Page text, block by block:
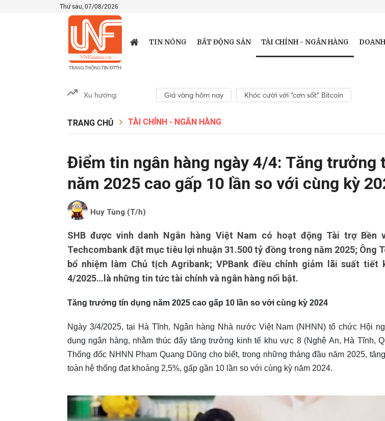
Thứ sáu, 07/08/2026
TIN NÓNG BẤT ĐỘNG SẢN TÀI CHÍNH - NGÂN HÀNG
Xu hướng: Giá vàng hôm nay Khóc cười với “cơn sốt” Bitcoin
TRANG CHỦ TÀI CHÍNH - NGÂN HÀNG
Điểm tin ngân hàng ngày 4/4: Tăng trưởng
năm 2025 cao gấp 10 lần so với cùng kỳ
Huy Tùng (T/h)
SHB được vinh danh Ngân hàng Việt Nam có hoạt động Tài trợ Bền
Techcombank đặt mục tiêu lợi nhuận 31.500 tỷ đồng trong năm 2025; Ông
bổ nhiệm làm Chủ tịch Agribank; VPBank điều chỉnh giảm lãi suất tiết
4/2025…là những tin tức tài chính và ngân hàng nổi bật.
Tăng trưởng tín dụng năm 2025 cao gấp 10 lần so với cùng kỳ 2024
Ngày 3/4/2025, tại Hà Tĩnh, Ngân hàng Nhà nước Việt Nam (NHNN) tổ chức Hội
dụng ngân hàng, nhằm thúc đẩy tăng trưởng kinh tế khu vực 8 (Nghệ An, Hà Tĩnh,
Thống đốc NHNN Phạm Quang Dũng cho biết, trong những tháng đầu năm 2025,
toàn hệ thống đạt khoảng 2,5%, gấp gần 10 lần so với cùng kỳ năm 2024.